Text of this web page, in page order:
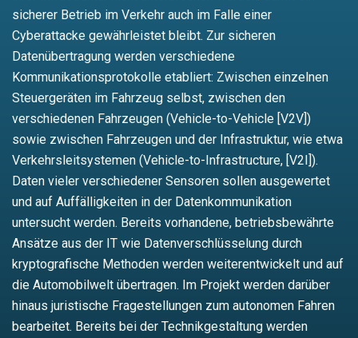
sicherer Betrieb im Verkehr auch im Falle einer
Cyberattacke gewährleistet bleibt. Zur sicheren
Datenübertragung werden verschiedene
Kommunikationsprotokolle etabliert: Zwischen einzelnen
Steuergeräten im Fahrzeug selbst, zwischen den
verschiedenen Fahrzeugen (Vehicle-to-Vehicle [V2V])
sowie zwischen Fahrzeugen und der Infrastruktur, wie etwa
Verkehrsleitsystemen (Vehicle-to-Infrastructure, [V2I]).
Daten vieler verschiedener Sensoren sollen ausgewertet
und auf Auffälligkeiten in der Datenkommunikation
untersucht werden. Bereits vorhandene, betriebsbewährte
Ansätze aus der IT wie Datenverschlüsselung durch
kryptografische Methoden werden weiterentwickelt und auf
die Automobilwelt übertragen. Im Projekt werden darüber
hinaus juristische Fragestellungen zum autonomen Fahren
bearbeitet. Bereits bei der Technikgestaltung werden